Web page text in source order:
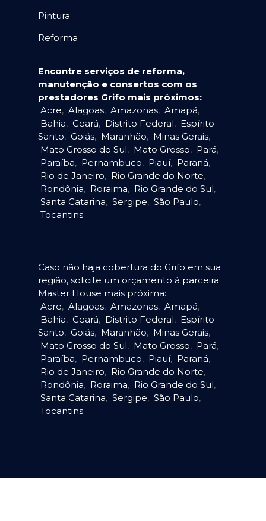
Pintura
Reforma
Encontre serviços de reforma,
manutenção e consertos com os
prestadores Grifo mais próximos:
Acre, Alagoas, Amazonas, Amapá,
Bahia, Ceará, Distrito Federal, Espírito
Santo, Goiás, Maranhão, Minas Gerais,
Mato Grosso do Sul, Mato Grosso, Pará,
Paraíba, Pernambuco, Piauí, Paraná,
Rio de Janeiro, Rio Grande do Norte,
Rondônia, Roraima, Rio Grande do Sul,
Santa Catarina, Sergipe, São Paulo,
Tocantins.
Caso não haja cobertura do Grifo em sua
região, solicite um orçamento à parceira
Master House mais próxima:
Acre, Alagoas, Amazonas, Amapá,
Bahia, Ceará, Distrito Federal, Espírito
Santo, Goiás, Maranhão, Minas Gerais,
Mato Grosso do Sul, Mato Grosso, Pará,
Paraíba, Pernambuco, Piauí, Paraná,
Rio de Janeiro, Rio Grande do Norte,
Rondônia, Roraima, Rio Grande do Sul,
Santa Catarina, Sergipe, São Paulo,
Tocantins.